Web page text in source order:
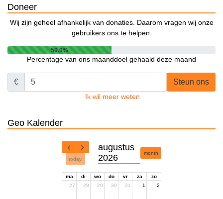
Doneer
Wij zijn geheel afhankelijk van donaties. Daarom vragen wij onze
gebruikers ons te helpen.
50.0%
Percentage van ons maanddoel gehaald deze maand
€ Steun ons
Ik wil meer weten
Geo Kalender
today
augustus
2026
month
ma di wo do vr za
zo
27
28 29 30 31 1 2